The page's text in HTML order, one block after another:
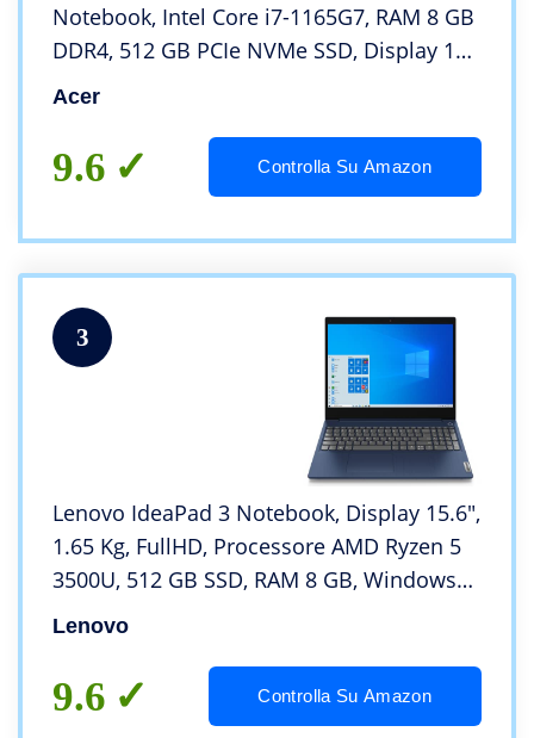
Notebook, Intel Core i7-1165G7, RAM 8 GB
DDR4, 512 GB PCIe NVMe SSD, Display 14″
FHD IPS LED LCD, Scheda Grafica Intel Iris
Acer
9.6 Controlla Su Amazon
3
Lenovo IdeaPad 3 Notebook, Display 15.6″,
1.65 Kg, FullHD, Processore AMD Ryzen 5
3500U, 512 GB SSD, RAM 8 GB, Windows
10, Blu (Abyss Blue), Ultrasottile 19.9mm
Lenovo
9.6 Controlla Su Amazon